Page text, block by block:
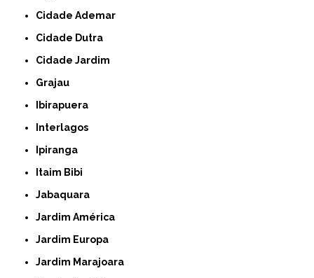
Cidade Ademar
Cidade Dutra
Cidade Jardim
Grajau
Ibirapuera
Interlagos
Ipiranga
Itaim Bibi
Jabaquara
Jardim América
Jardim Europa
Jardim Marajoara